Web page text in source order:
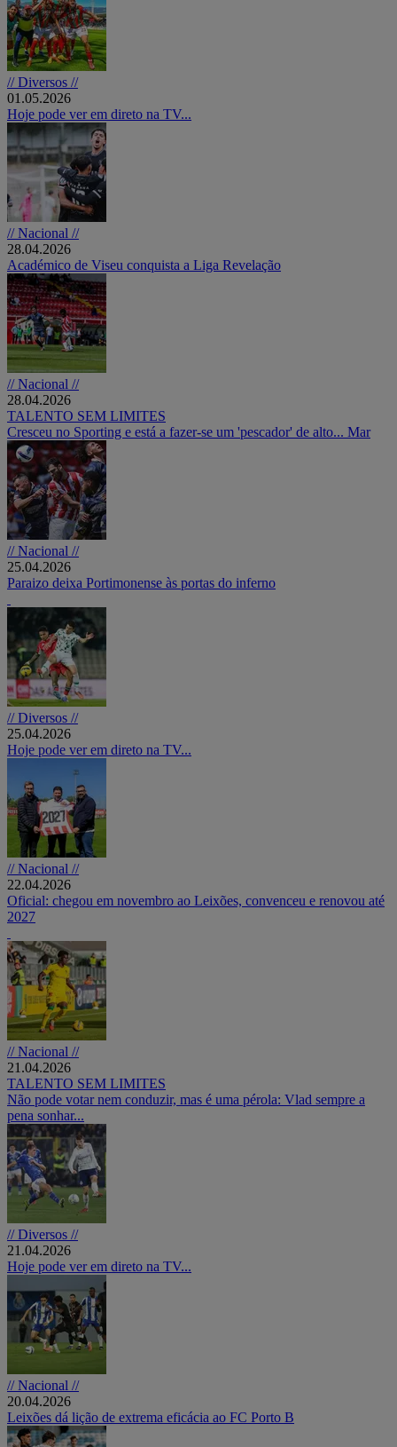
// Diversos //
01.05.2026
Hoje pode ver em direto na TV...
// Nacional //
28.04.2026
Académico de Viseu conquista a Liga Revelação
// Nacional //
28.04.2026
TALENTO SEM LIMITES
Cresceu no Sporting e está a fazer-se um 'pescador' de alto... Mar
// Nacional //
25.04.2026
Paraizo deixa Portimonense às portas do inferno
// Diversos //
25.04.2026
Hoje pode ver em direto na TV...
// Nacional //
22.04.2026
Oficial: chegou em novembro ao Leixões, convenceu e renovou até
2027
// Nacional //
21.04.2026
TALENTO SEM LIMITES
Não pode votar nem conduzir, mas é uma pérola: Vlad sempre a
pena sonhar...
// Diversos //
21.04.2026
Hoje pode ver em direto na TV...
// Nacional //
20.04.2026
Leixões dá lição de extrema eficácia ao FC Porto B